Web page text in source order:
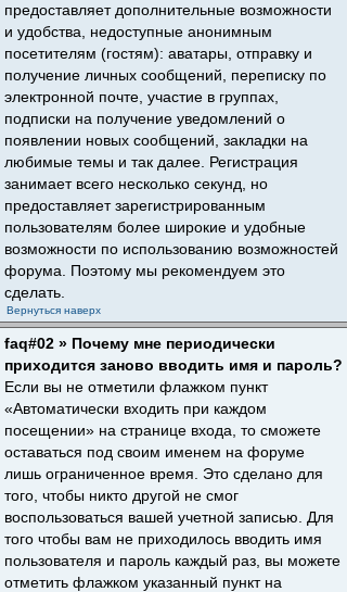
предоставляет дополнительные возможности
и удобства, недоступные анонимным
посетителям (гостям): аватары, отправку и
получение личных сообщений, переписку по
электронной почте, участие в группах,
подписки на получение уведомлений о
появлении новых сообщений, закладки на
любимые темы и так далее. Регистрация
занимает всего несколько секунд, но
предоставляет зарегистрированным
пользователям более широкие и удобные
возможности по использованию возможностей
форума. Поэтому мы рекомендуем это
сделать.
Вернуться наверх
faq#02 » Почему мне периодически
приходится заново вводить имя и пароль?
Если вы не отметили флажком пункт
«Автоматически входить при каждом
посещении» на странице входа, то сможете
оставаться под своим именем на форуме
лишь ограниченное время. Это сделано для
того, чтобы никто другой не смог
воспользоваться вашей учетной записью. Для
того чтобы вам не приходилось вводить имя
пользователя и пароль каждый раз, вы можете
отметить флажком указанный пункт на